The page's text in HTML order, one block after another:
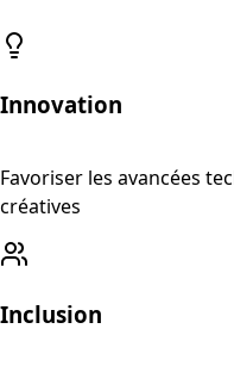
Innovation
Favoriser les avancées
créatives
Inclusion